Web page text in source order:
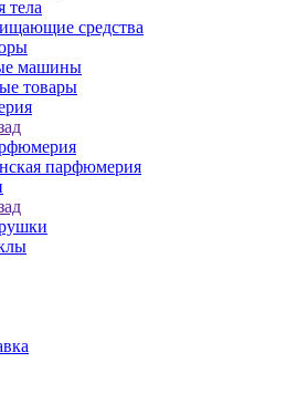
тела
средства
машины
товары
парфюмерия